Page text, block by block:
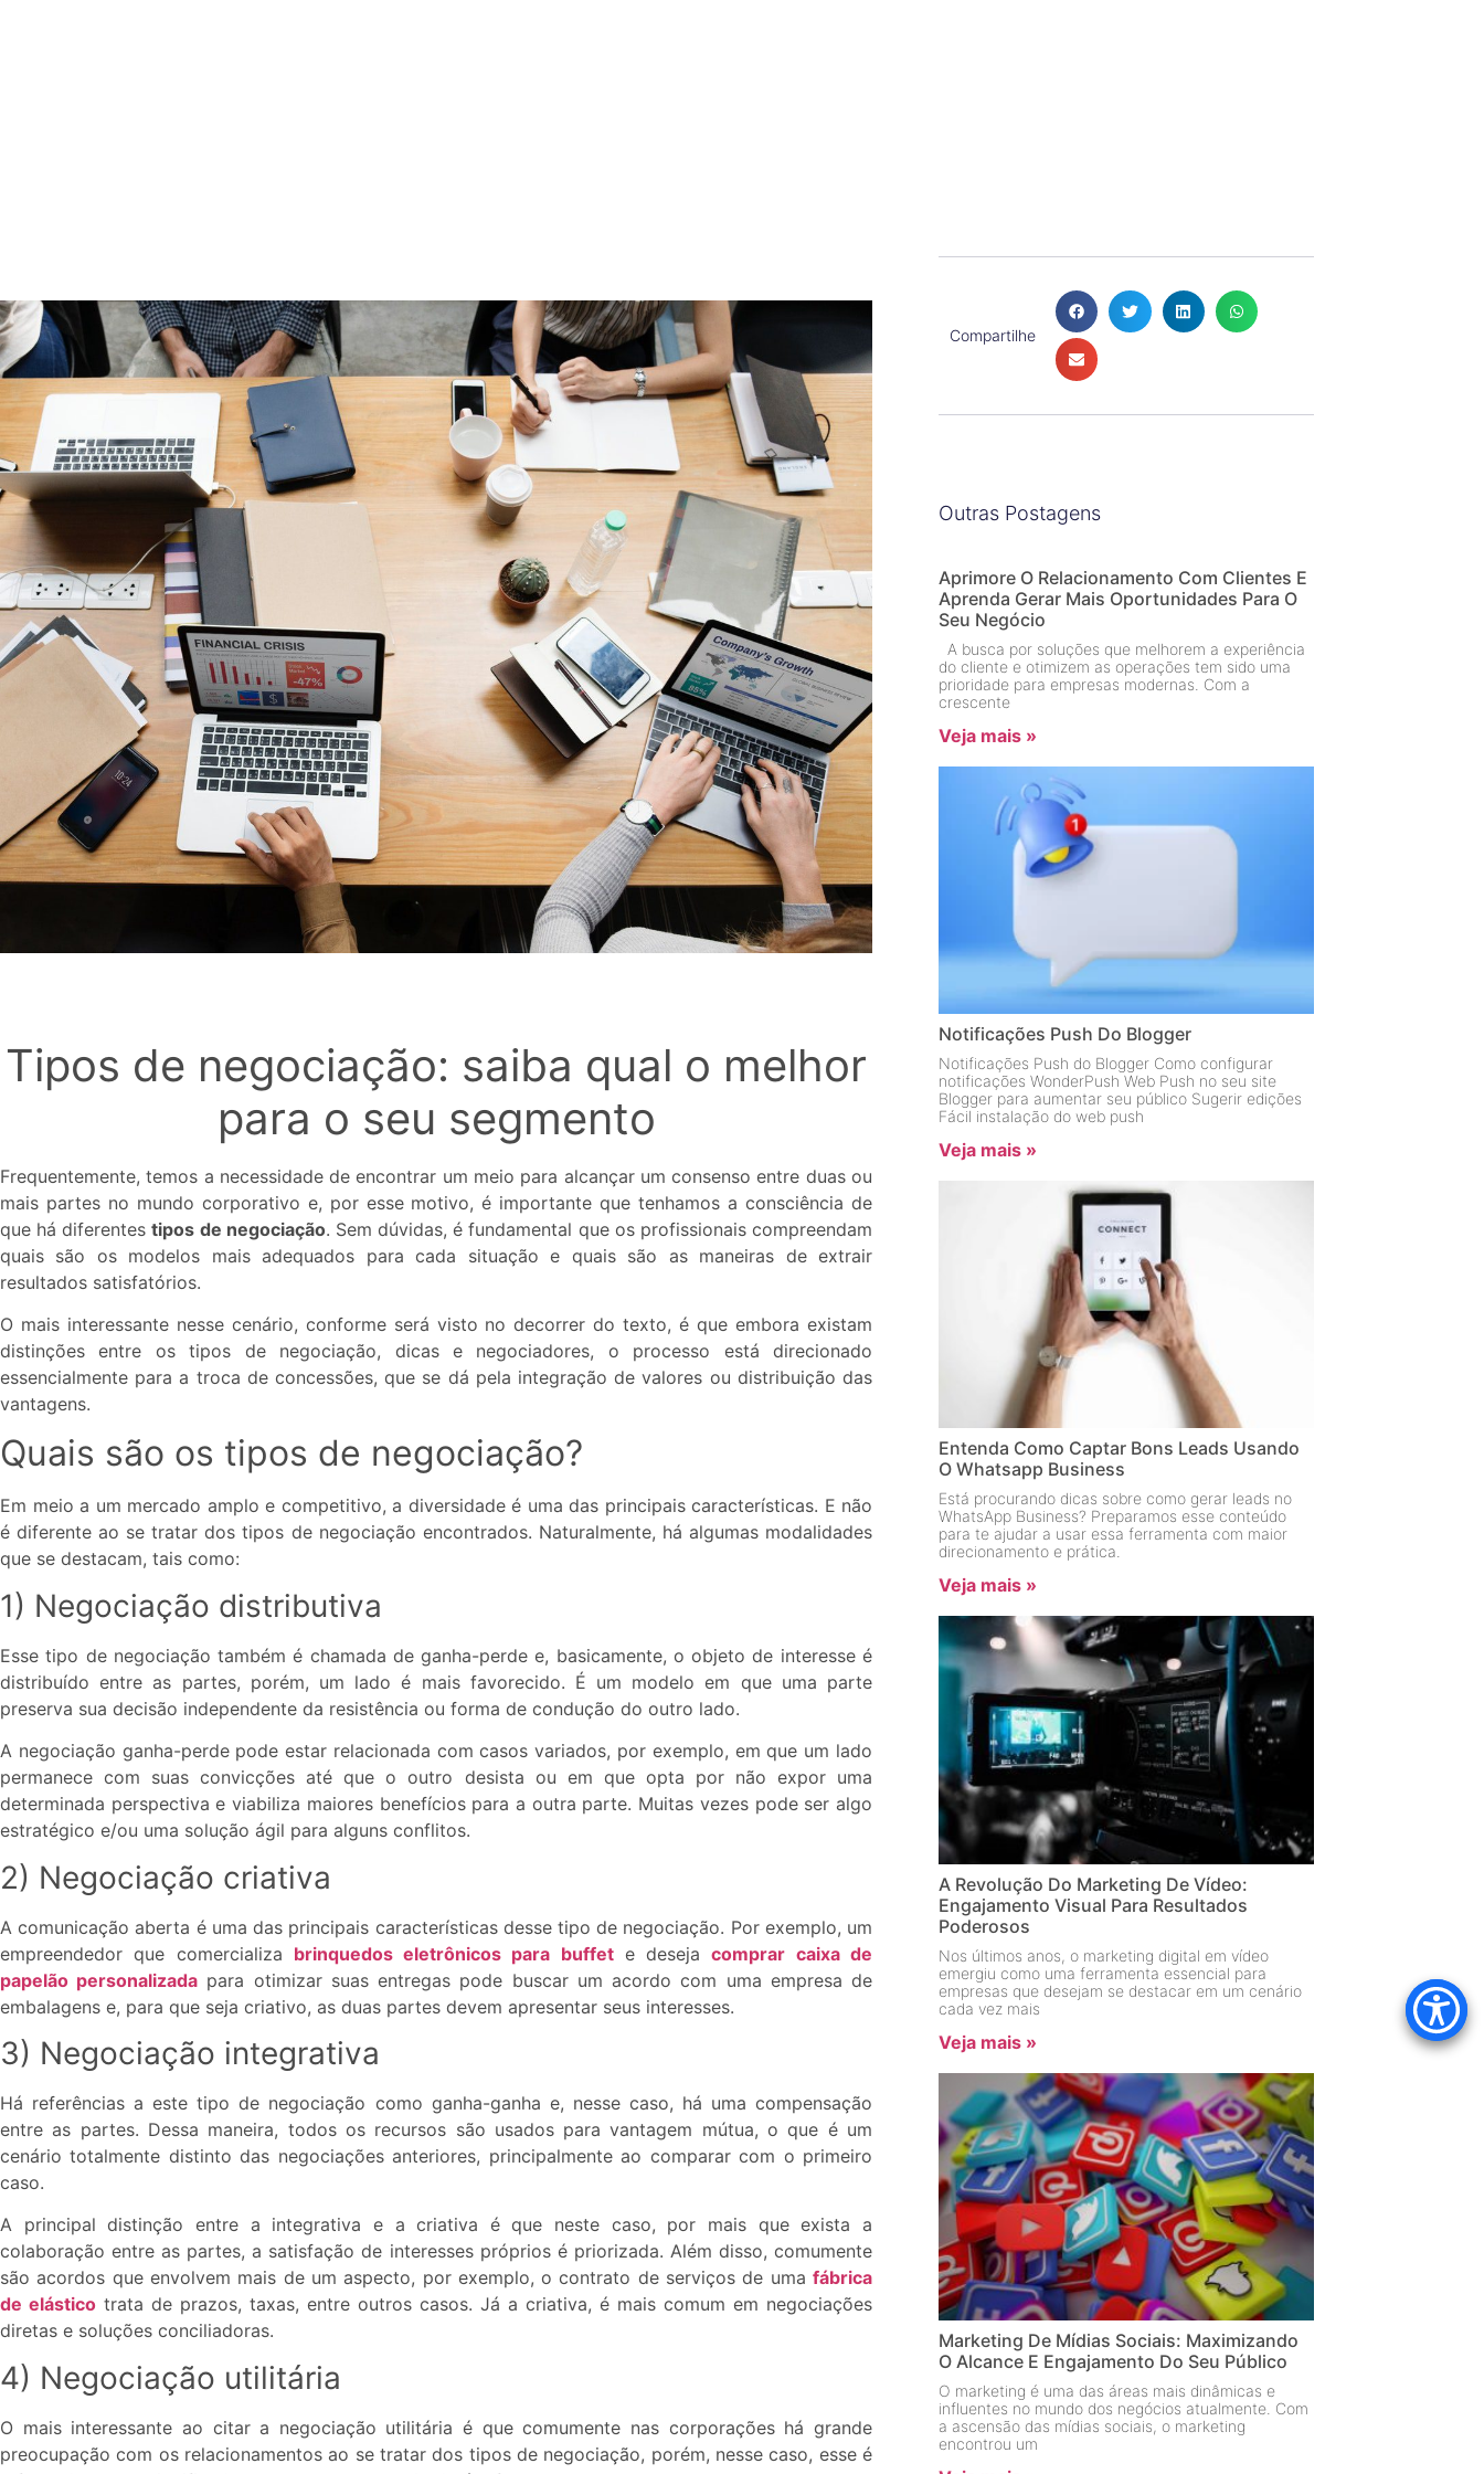
Tipos de negociação: saiba qual o melhor
para o seu segmento
Frequentemente, temos a necessidade de encontrar um meio para alcançar um consenso entre duas ou
mais partes no mundo corporativo e, por esse motivo, é importante que tenhamos a consciência de
que há diferentestipos de negociação. Sem dúvidas, é fundamental que os profissionais compreendam
quais são os modelos mais adequados para cada situação e quais são as maneiras de extrair
resultados satisfatórios.
O mais interessante nesse cenário, conforme será visto no decorrer do texto, é que embora existam
distinções entre os tipos de negociação, dicas e negociadores, o processo está direcionado
essencialmente para a troca de concessões, que se dá pela integração de valores ou distribuição das
vantagens.
Quais são os tipos de negociação?
Em meio a um mercado amplo e competitivo, a diversidade é uma das principais características. E não
é diferente ao se tratar dos tipos de negociação encontrados. Naturalmente, há algumas modalidades
que se destacam, tais como:
1) Negociação distributiva
Esse tipo de negociação também é chamada de ganha-perde e, basicamente, o objeto de interesse é
distribuído entre as partes, porém, um lado é mais favorecido. É um modelo em que uma parte
preserva sua decisão independente da resistência ou forma de condução do outro lado.
A negociação ganha-perde pode estar relacionada com casos variados, por exemplo, em que um lado
permanece com suas convicções até que o outro desista ou em que opta por não expor uma
determinada perspectiva e viabiliza maiores benefícios para a outra parte. Muitas vezes pode ser algo
estratégico e/ou uma solução ágil para alguns conflitos.
2) Negociação criativa
A comunicação aberta é uma das principais características desse tipo de negociação. Por exemplo, um
empreendedor que comercializa brinquedos eletrônicos para buffete desejacomprar caixa de
papelão personalizada para otimizar suas entregas pode buscar um acordo com uma empresa de
embalagens e, para que seja criativo, as duas partes devem apresentar seus interesses.
3) Negociação integrativa
Há referências a este tipo de negociação como ganha-ganha e, nesse caso, há uma compensação
entre as partes. Dessa maneira, todos os recursos são usados para vantagem mútua, o que é um
cenário totalmente distinto das negociações anteriores, principalmente ao comparar com o primeiro
caso.
A principal distinção entre a integrativa e a criativa é que neste caso, por mais que exista a
colaboração entre as partes, a satisfação de interesses próprios é priorizada. Além disso, comumente
são acordos que envolvem mais de um aspecto, por exemplo, o contrato de serviços de uma fábrica
de elástico trata de prazos, taxas, entre outros casos. Já a criativa, é mais comum em negociações
diretas e soluções conciliadoras.
4) Negociação utilitária
O mais interessante ao citar a negociação utilitária é que comumente nas corporações há grande
preocupação com os relacionamentos ao se tratar dos tipos de negociação, porém, nesse caso, esse é
Compartilhe
Outras Postagens
Aprimore O Relacionamento Com Clientes E
Aprenda Gerar Mais Oportunidades Para O
Seu Negócio
A busca por soluções que melhorem a experiência
do cliente e otimizem as operações tem sido uma
prioridade para empresas modernas. Com a
crescente
Veja mais »
Notificações Push Do Blogger
Notificações Push do Blogger Como configurar
notificações WonderPush Web Push no seu site
Blogger para aumentar seu público Sugerir edições
Fácil instalação do web push
Veja mais »
Entenda Como Captar Bons Leads Usando
O Whatsapp Business
Está procurando dicas sobre como gerar leads no
WhatsApp Business? Preparamos esse conteúdo
para te ajudar a usar essa ferramenta com maior
direcionamento e prática.
Veja mais »
A Revolução Do Marketing De Vídeo:
Engajamento Visual Para Resultados
Poderosos
Nos últimos anos, o marketing digital em vídeo
emergiu como uma ferramenta essencial para
empresas que desejam se destacar em um cenário
cada vez mais
Veja mais »
Marketing De Mídias Sociais: Maximizando
O Alcance E Engajamento Do Seu Público
O marketing é uma das áreas mais dinâmicas e
influentes no mundo dos negócios atualmente. Com
a ascensão das mídias sociais, o marketing
encontrou um